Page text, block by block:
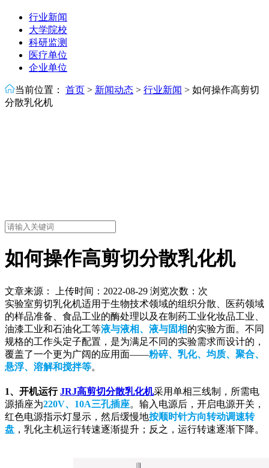
行业新闻
大学院校
科研监测
医疗单位
企业单位
当前位置： 首页 > 新闻动态 > 行业新闻 > 如何操作高剪切
分散乳化机
如何操作高剪切分散乳化机
文章来源： 上传时间：2022-08-29 浏览次数： 次
实验室剪切乳化机适用于生物技术领域的组织分散、医药领域
的样品准备、食品工业的酶处理以及在制药工业化妆品工业、
油漆工业和石油化工等液与液相、液与固相的实验方面。不同
规格的工作头定子配置，是为满足不同的实验需求而设计的，
覆盖了一个更为广阔的应用面——粉碎、乳化、均质、聚合、
悬浮、溶解和搅拌等。
1、开机运行 JRJ高剪切分散乳化机采用单相三线制，所需电
源插座为220V、10A三孔插座。输入电源后，开启电源开关，
红色电源指示灯显示，然后缓慢地按顺时针方向转动调速转
盘 ，乳化主机运行转速逐渐提升；反之，运行转速逐渐下降。